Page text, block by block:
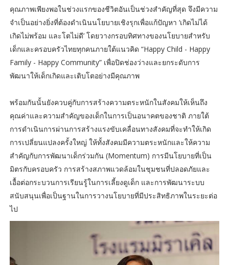
คุณภาพเพียงพอในช่วงแรกของชีวิตอันเป็นช่วงสำคัญที่สุด จึงมีความ
จําเป็นอย่างยิ่งที่ต้องดำเนินนโยบายเชิงรุกเพื่อแก้ปัญหา ‘เกิดไม่ได้
เกิดไม่พร้อม และโตไม่ดี’ โดยวางกรอบทิศทางของนโยบายสำหรับ
เด็กและครอบครัวไทยทุกคนภายใต้แนวคิด “Happy Child - Happy
Family - Happy Community” เพื่อปิดช่องว่างและยกระดับการ
พัฒนาให้เด็กเกิดและเติบโตอย่างมีคุณภาพ
พร้อมกันนั้นยังควบคู่กับการสร้างความตระหนักในสังคมให้เห็นถึง
คุณค่าและความสำคัญของเด็กในการเป็นอนาคตของชาติ ภายใต้
การดำเนินการผ่านการสร้างแรงขับเคลื่อนทางสังคมที่จะทำให้เกิด
การเปลี่ยนแปลงครั้งใหญ่ ให้ทั้งสังคมมีความตระหนักและให้ความ
สำคัญกับการพัฒนาเด็กร่วมกัน (Momentum) การมีนโยบายที่เป็น
มิตรกับครอบครัว การสร้างสภาพแวดล้อมในชุมชนที่ปลอดภัยและ
เอื้อต่อกระบวนการเรียนรู้ในการเลี้ยงดูเด็ก และการพัฒนาระบบ
สนับสนุนเพื่อเป็นฐานในการวางนโยบายที่มีประสิทธิภาพในระยะต่อ
ไป